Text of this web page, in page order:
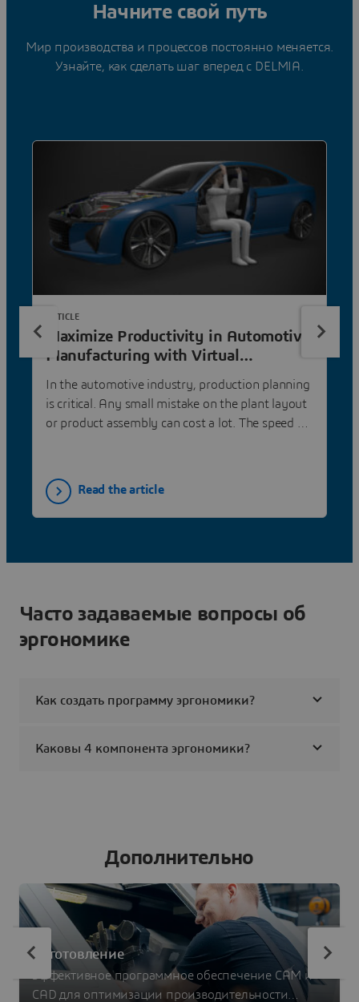
Начните свой путь
Мир производства и процессов постоянно меняется.
Узнайте, как сделать шаг вперед с DELMIA.
Maximize Productivity in Automotive
Manufacturing with Virtual
In the automotive industry, production planning
is critical. Any small mistake on the plant layout
or product assembly can cost a lot. The speed of
where virtual ergonomics will save you.
ARTICLE
Read the article
Часто задаваемые вопросы об
эргономике
Как создать программу эргономики?
Каковы 4 компонента эргономики?
Дополнительно
Изготовление
Эффективное программное обеспечение CAM и
CAD для оптимизации производительности